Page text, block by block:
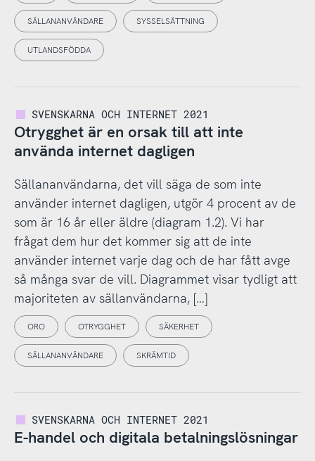
SÄLLANANVÄNDARE SYSSELSÄTTNING
UTLANDSFÖDDA
SVENSKARNA OCH INTERNET 2021
Otrygghet är en orsak till att inte
använda internet dagligen
Sällananvändarna, det vill säga de som inte
använder internet dagligen, utgör 4 procent av de
som är 16 år eller äldre (diagram 1.2). Vi har
frågat dem hur det kommer sig att de inte
använder internet varje dag och de har fått avge
så många svar de vill. Diagrammet visar tydligt att
majoriteten av sällanvändarna, […]
ORO OTRYGGHET SÄKERHET
SÄLLANANVÄNDARE SKRÄMTID
SVENSKARNA OCH INTERNET 2021
E-handel och digitala betalningslösningar